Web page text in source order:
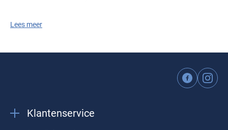
Kies vandaag jouw favorieten uit de State of Art sale en upgrade je
Van business tot casual, met deze grote collectie stel je zonder
moeite complete outfits samen die stijl en comfort combineren.
Lees meer
Klantenservice